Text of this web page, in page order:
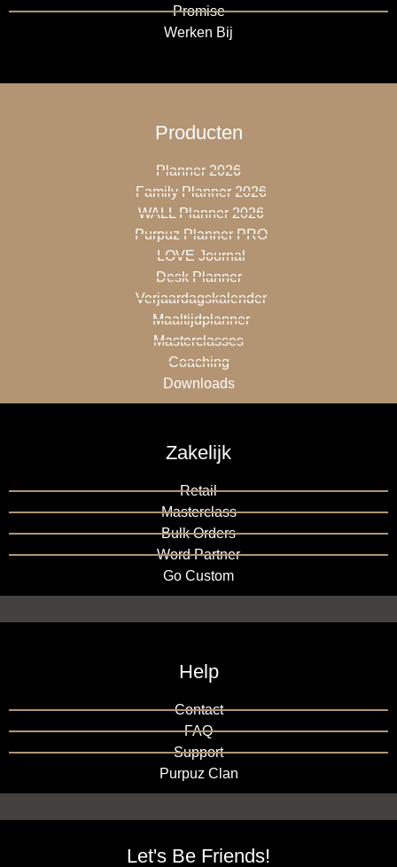
Promise
Werken Bij
Producten
Planner 2026
Family Planner 2026
WALL Planner 2026
Purpuz Planner PRO
LOVE Journal
Desk Planner
Verjaardagskalender
Maaltijdplanner
Masterclasses
Coaching
Downloads
Zakelijk
Retail
Masterclass
Bulk Orders
Word Partner
Go Custom
Help
Contact
FAQ
Support
Purpuz Clan
Let's Be Friends!